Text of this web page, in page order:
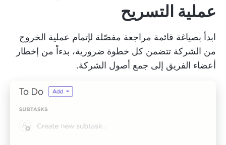
عملية التسريح
ابدأ بصياغة قائمة مراجعة مفصّلة لإتمام عملية الخروج
من الشركة تتضمن كل خطوة ضرورية، بدءاً من إخطار
أعضاء الفريق إلى جمع أصول الشركة.